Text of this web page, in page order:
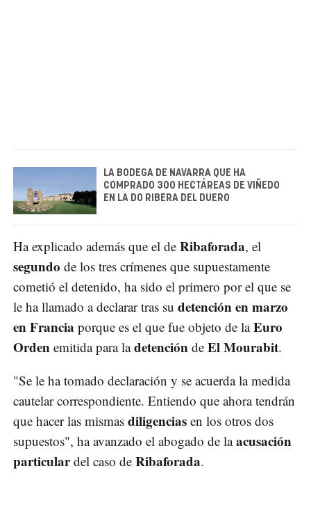
LA BODEGA DE NAVARRA QUE HA
COMPRADO 300 HECTÁREAS DE VIÑEDO
EN LA DO RIBERA DEL DUERO
Ha explicado además que el de Ribaforada, el
segundo de los tres crímenes que supuestamente
cometió el detenido, ha sido el primero por el que se
le ha llamado a declarar tras su detención en marzo
en Francia porque es el que fue objeto de laEuro
Orden emitida para ladetención de El Mourabit.
"Se le ha tomado declaración y se acuerda la medida
cautelar correspondiente. Entiendo que ahora tendrán
que hacer las mismas diligencias en los otros dos
supuestos", ha avanzado el abogado de laacusación
particulardel caso de Ribaforada.